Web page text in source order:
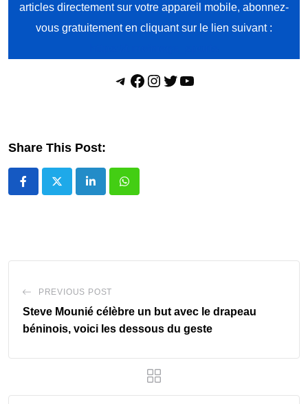
articles directement sur votre appareil mobile, abonnez-
vous gratuitement en cliquant sur le lien suivant :
Telegram
Facebook
Instagram
Twitter
YouTube
Share This Post:
LinkedInWhatsapp
PREVIOUS POST
Steve Mounié célèbre un but avec le drapeau
béninois, voici les dessous du geste